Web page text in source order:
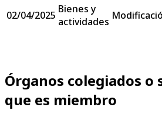
02/04/2025 Bienes y
actividades
Órganos colegiados o
que es miembro